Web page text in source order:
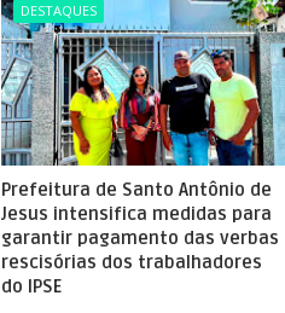
DESTAQUES
Prefeitura de Santo Antônio de
Jesus intensifica medidas para
garantir pagamento das verbas
rescisórias dos trabalhadores
do IPSE